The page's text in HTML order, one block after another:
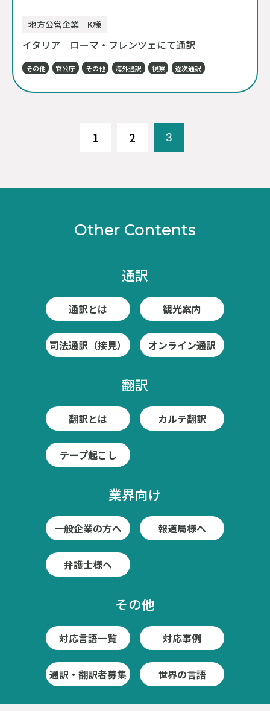
地方公営企業 K様
イタリア ローマ・フレンツェにて通訳
その他 官公庁 その他 海外通訳 視察 逐次通訳
1 2 3
Other Contents
通訳
通訳とは 観光案内
司法通訳（接見） オンライン通訳
翻訳
翻訳とは カルテ翻訳
テープ起こし
業界向け
一般企業の方へ 報道局様へ
弁護士様へ
その他
対応言語一覧 対応事例
通訳・翻訳者募集 世界の言語